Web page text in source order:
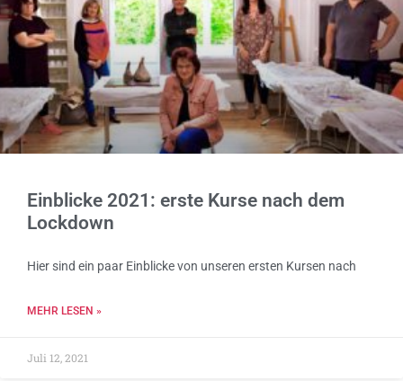
Einblicke 2021: erste Kurse nach dem
Lockdown
Hier sind ein paar Einblicke von unseren ersten Kursen nach
MEHR LESEN »
Juli 12, 2021